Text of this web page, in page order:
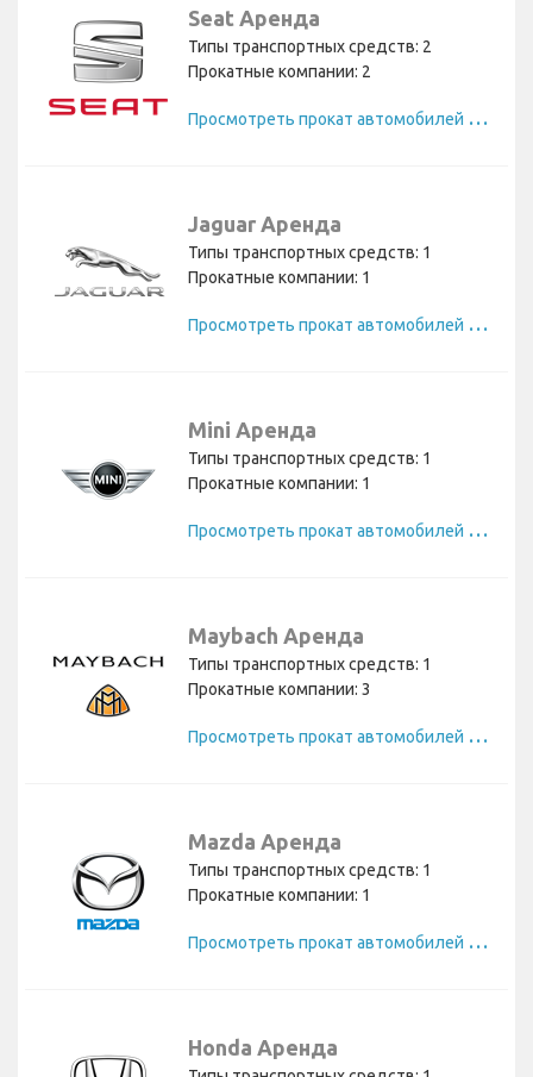
Seat Аренда
Типы транспортных средств: 2
Прокатные компании: 2
П
росмотреть прокат автомобилей Seat
Jaguar Аренда
Типы транспортных средств: 1
Прокатные компании: 1
П
росмотреть прокат автомобилей Jaguar
Mini Аренда
Типы транспортных средств: 1
Прокатные компании: 1
П
росмотреть прокат автомобилей Mini
Maybach Аренда
Типы транспортных средств: 1
Прокатные компании: 3
П
росмотреть прокат автомобилей Maybach
Mazda Аренда
Типы транспортных средств: 1
Прокатные компании: 1
П
росмотреть прокат автомобилей Mazda
Honda Аренда